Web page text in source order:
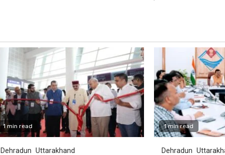
1 min read
Dehradun Uttarakhand
1 min read
Dehradun